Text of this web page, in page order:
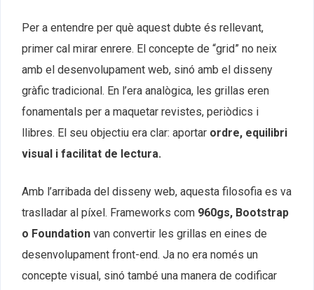
Per a entendre per què aquest dubte és rellevant,
primer cal mirar enrere. El concepte de “grid” no neix
amb el desenvolupament web, sinó amb el disseny
gràfic tradicional. En l’era analògica, les grillas eren
fonamentals per a maquetar revistes, periòdics i
llibres. El seu objectiu era clar: aportar ordre, equilibri
visual i facilitat de lectura.
Amb l’arribada del disseny web, aquesta filosofia es va
traslladar al píxel. Frameworks com 960gs, Bootstrap
o Foundation van convertir les grillas en eines de
desenvolupament front-end. Ja no era només un
concepte visual, sinó també una manera de codificar